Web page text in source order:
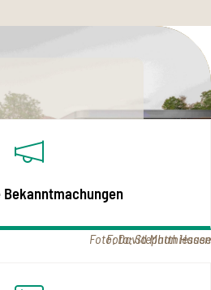
Foto: Stephan Haase
Foto: David Matthiessen